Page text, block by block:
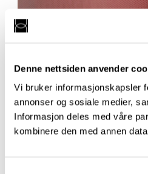
Denne nettsiden anvender
Vi bruker informasjonskapsler
annonser og sosiale medier,
Informasjon deles med våre
kombinere den med annen